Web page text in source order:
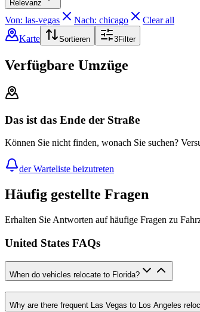
Relevanz
Von: las-vegas Nach: chicago
Clear all
Karte
Sortieren 3Filter
Verfügbare Umzüge
Das ist das Ende der Straße
Können Sie nicht finden, wonach Sie suchen?
der Warteliste beizutreten
Häufig gestellte Fragen
Erhalten Sie Antworten auf häufige Fragen zu
United States FAQs
When do vehicles relocate to Florida?
Why are there frequent Las Vegas to Los Angeles